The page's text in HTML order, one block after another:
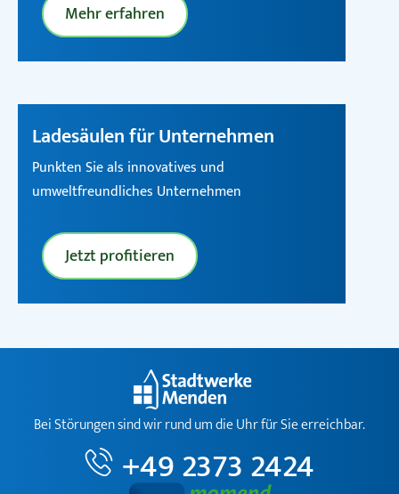
Mehr erfahren
Ladesäulen für Unternehmen
Punkten Sie als innovatives und
umweltfreundliches Unternehmen
Jetzt profitieren
Bei Störungen sind wir rund um die Uhr für Sie erreichbar.
+49 2373 2424